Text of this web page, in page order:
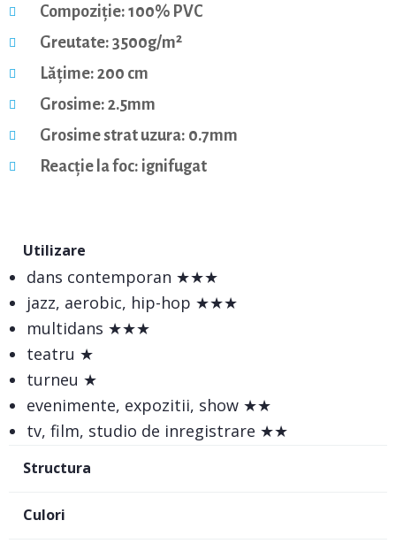
Compoziție: 100% PVC
Greutate: 3500g/m²
Lățime: 200 cm
Grosime: 2.5mm
Grosime strat uzura: 0.7mm
Reacție la foc: ignifugat
Utilizare
dans contemporan ★★★
jazz, aerobic, hip-hop ★★★
multidans ★★★
teatru ★
turneu ★
evenimente, expozitii, show ★★
tv, film, studio de inregistrare ★★
Structura
Culori